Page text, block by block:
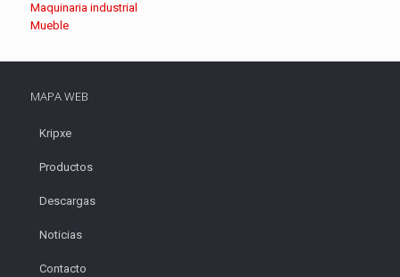
Maquinaria industrial
Mueble
MAPA WEB
Kripxe
Productos
Descargas
Noticias
Contacto